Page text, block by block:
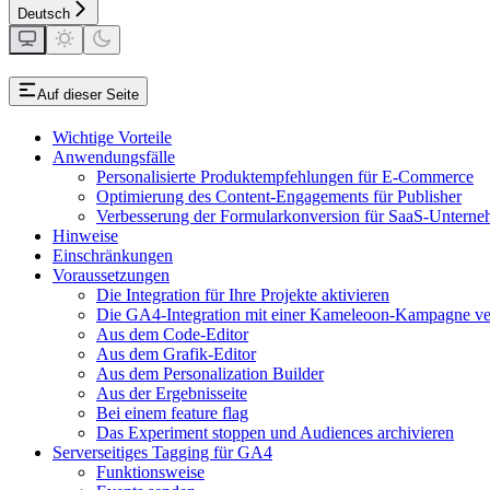
Deutsch
Auf dieser Seite
Wichtige Vorteile
Anwendungsfälle
Personalisierte Produktempfehlungen für E-Commerce
Optimierung des Content-Engagements für Publisher
Verbesserung der Formularkonversion für SaaS-
Hinweise
Einschränkungen
Voraussetzungen
Die Integration für Ihre Projekte aktivieren
Die GA4-Integration mit einer Kameleoon-Kampagne
Aus dem Code-Editor
Aus dem Grafik-Editor
Aus dem Personalization Builder
Aus der Ergebnisseite
Bei einem feature flag
Das Experiment stoppen und Audiences archivieren
Serverseitiges Tagging für GA4
Funktionsweise